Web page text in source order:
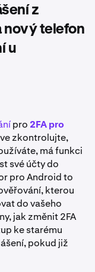
z
nový telefon
u
pro 2FA pro
zkontrolujte,
má funkci
své účty do
pro Android to
kterou
do vašeho
jak změnit 2FA
ke starému
pokud již